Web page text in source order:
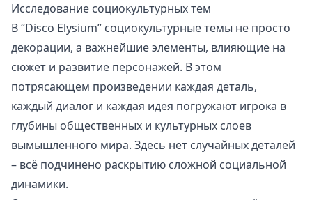
Исследование социокультурных тем
В “Disco Elysium” социокультурные темы не просто
декорации, а важнейшие элементы, влияющие на
сюжет и развитие персонажей. В этом
потрясающем произведении каждая деталь,
каждый диалог и каждая идея погружают игрока в
глубины общественных и культурных слоев
вымышленного мира. Здесь нет случайных деталей
– всё подчинено раскрытию сложной социальной
динамики.